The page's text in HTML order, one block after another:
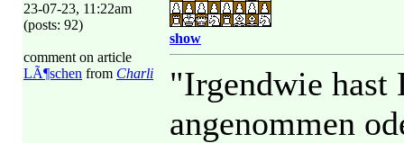
23-07-23, 11:22am
(posts: 92)
comment on article
LÃ¶schen from Charli
show
"Irgendwie hast
angenommen